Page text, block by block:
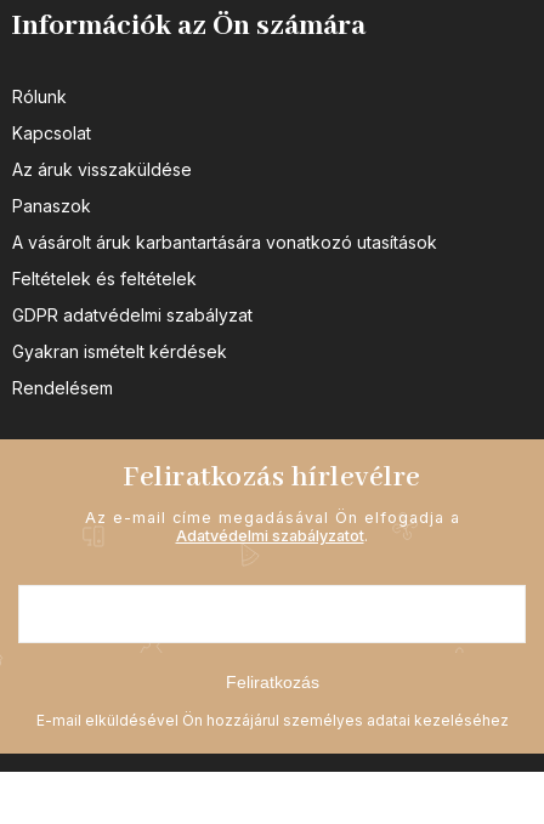
Információk az Ön számára
Rólunk
Kapcsolat
Az áruk visszaküldése
Panaszok
A vásárolt áruk karbantartására vonatkozó utasítások
Feltételek és feltételek
GDPR adatvédelmi szabályzat
Gyakran ismételt kérdések
Rendelésem
Feliratkozás hírlevélre
Az e-mail címe megadásával Ön elfogadja a
Adatvédelmi szabályzatot.
Feliratkozás